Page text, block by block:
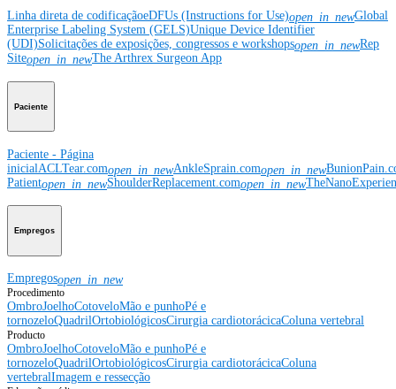
Linha direta de codificaçãoeDFUs (Instructions for Use)open_in_newGlobal
Enterprise Labeling System (GELS)Unique Device Identifier
(UDI)Solicitações de exposições, congressos e workshopsopen_in_newRep
Siteopen_in_newThe Arthrex Surgeon App
Paciente
Paciente - Página
inicial ACLTear.comopen_in_newAnkleSprain.comopen_in_new
Patientopen_in_newShoulderReplacement.comopen_in_new
Empregos
Empregosopen_in_new
Procedimento
OmbroJoelhoCotoveloMão e punhoPé e
tornozeloQuadrilOrtobiológicosCirurgia cardiotorácicaColuna vertebral
Producto
OmbroJoelhoCotoveloMão e punhoPé e
tornozeloQuadrilOrtobiológicosCirurgia cardiotorácicaColuna
vertebralImagem e ressecção